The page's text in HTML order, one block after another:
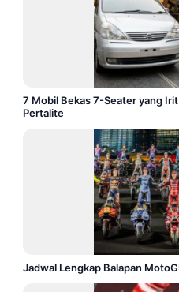
7 Mobil Bekas 7-Seater yang
Pertalite
Jadwal Lengkap Balapan